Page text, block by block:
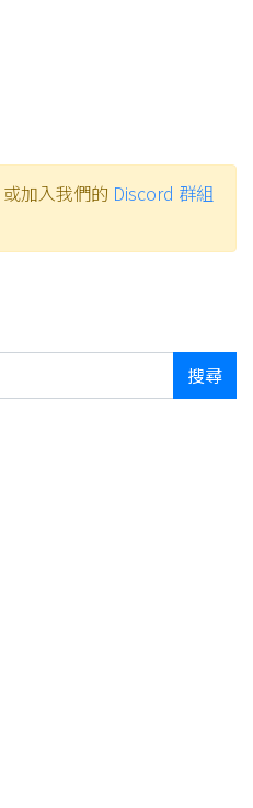
或加入我們的 Discord 群組
搜尋